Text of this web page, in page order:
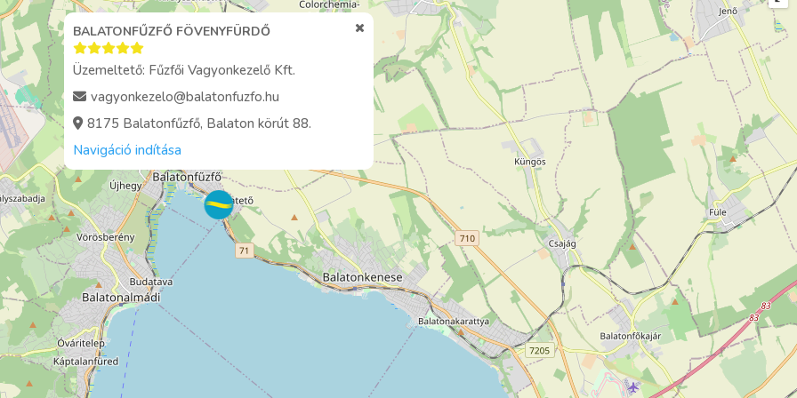
BALATONFŰZFŐ FÖVENYFÜRDŐ
Üzemeltető: Fűzfői Vagyonkezelő Kft.
vagyonkezelo@balatonfuzfo.hu
8175 Balatonfűzfő, Balaton körút 88.
Navigáció indítása